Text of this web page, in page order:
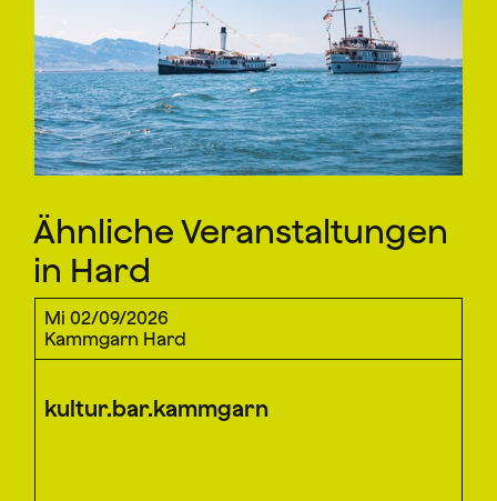
Ähnliche Veranstaltungen
in Hard
Mi 02/09/2026
Kammgarn Hard
kultur.bar.kammgarn